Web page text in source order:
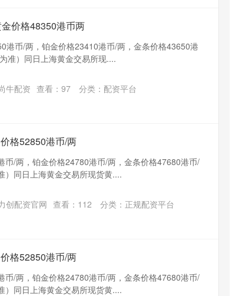
价格48350港币两
港币/两，铂金价格23410港币/两，金条价格43650港
准）同日上海黄金交易所现....
牛配资 查看： 97 分类： 配资平台
格52850港币/两
币/两，铂金价格24780港币/两，金条价格47680港币/
）同日上海黄金交易所现货黄....
创配资官网 查看： 112 分类： 正规配资平台
格52850港币/两
币/两，铂金价格24780港币/两，金条价格47680港币/
）同日上海黄金交易所现货黄....
沪深300 4694.44